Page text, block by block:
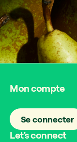
Mon compte
Se connecter
Let's connect